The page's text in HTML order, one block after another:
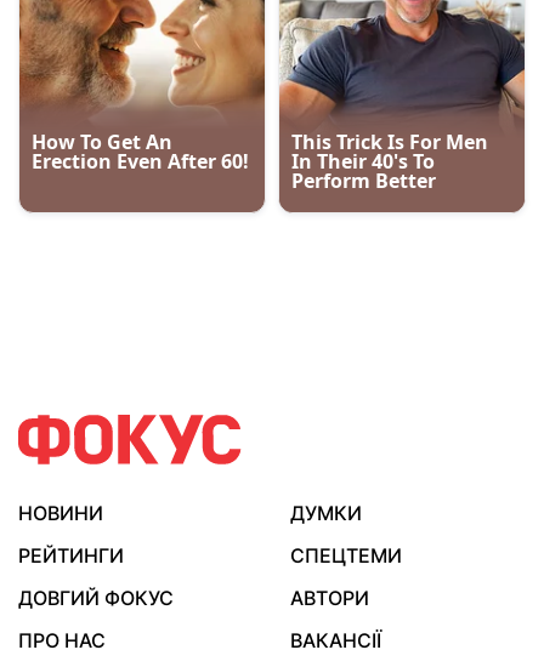
НОВИНИ
ДУМКИ
РЕЙТИНГИ
СПЕЦТЕМИ
ДОВГИЙ ФОКУС
АВТОРИ
ПРО НАС
ВАКАНСІЇ